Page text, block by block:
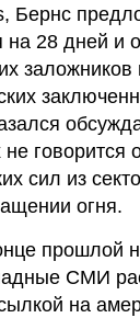
Бернс
на 28 дней и
говорится
сил из
огня.
прошлой
СМИ
на